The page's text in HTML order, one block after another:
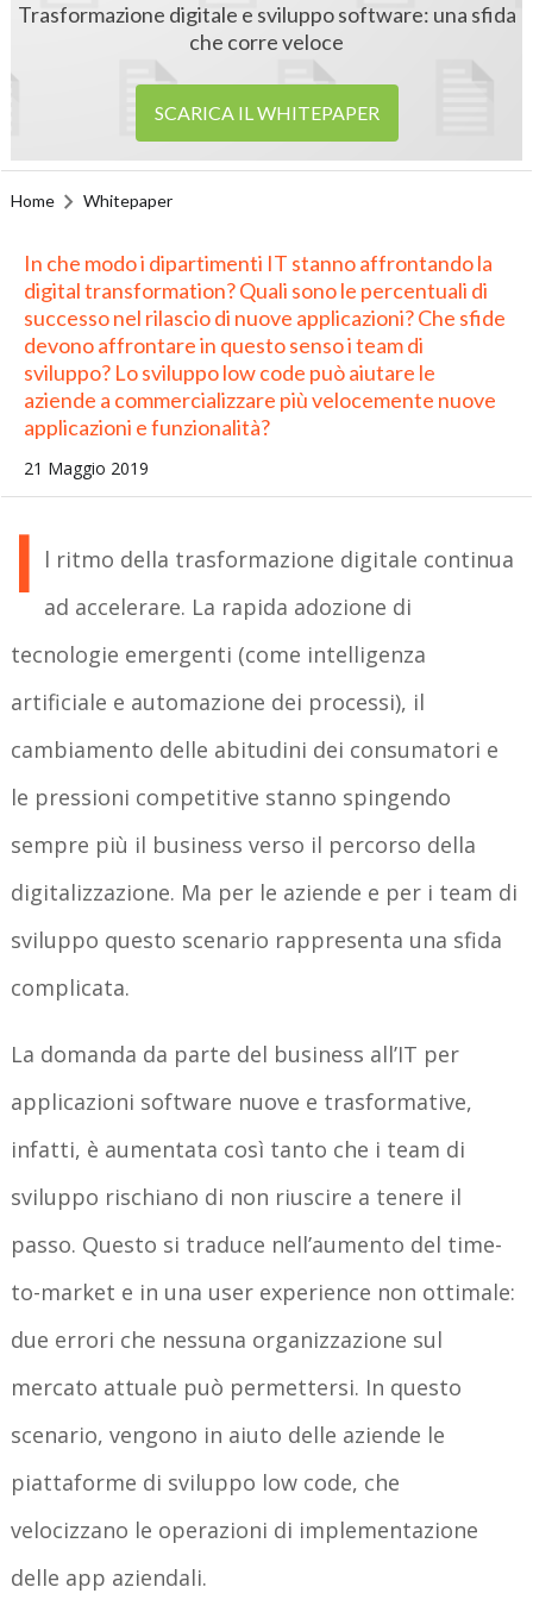
Trasformazione digitale e sviluppo software: una sfida
che corre veloce
SCARICA IL WHITEPAPER
Home Whitepaper
In che modo i dipartimenti IT stanno affrontando la
digital transformation? Quali sono le percentuali di
successo nel rilascio di nuove applicazioni? Che sfide
devono affrontare in questo senso i team di
sviluppo? Lo sviluppo low code può aiutare le
aziende a commercializzare più velocemente nuove
applicazioni e funzionalità?
21 Maggio 2019
I l ritmo della trasformazione digitale continua
ad accelerare. La rapida adozione di
tecnologie emergenti (come intelligenza
artificiale e automazione dei processi), il
cambiamento delle abitudini dei consumatori e
le pressioni competitive stanno spingendo
sempre più il business verso il percorso della
digitalizzazione. Ma per le aziende e per i team di
sviluppo questo scenario rappresenta una sfida
complicata.
La domanda da parte del business all’IT per
applicazioni software nuove e trasformative,
infatti, è aumentata così tanto che i team di
sviluppo rischiano di non riuscire a tenere il
passo. Questo si traduce nell’aumento del time-
to-market e in una user experience non ottimale:
due errori che nessuna organizzazione sul
mercato attuale può permettersi. In questo
scenario, vengono in aiuto delle aziende le
piattaforme di sviluppo low code, che
velocizzano le operazioni di implementazione
delle app aziendali.